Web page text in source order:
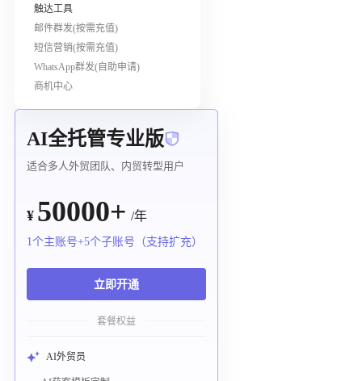
触达工具
邮件群发(按需充值)
短信营销(按需充值)
WhatsApp群发(自助申请)
商机中心
AI全托管专业版
适合多人外贸团队、内贸转型用户
¥ 50000+ /年
1个主账号+5个子账号（支持扩充）
立即开通
套餐权益
AI外贸员